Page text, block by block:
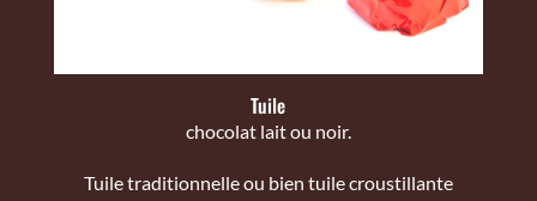
Tuile
chocolat lait ou noir.
Tuile traditionnelle ou bien tuile croustillante